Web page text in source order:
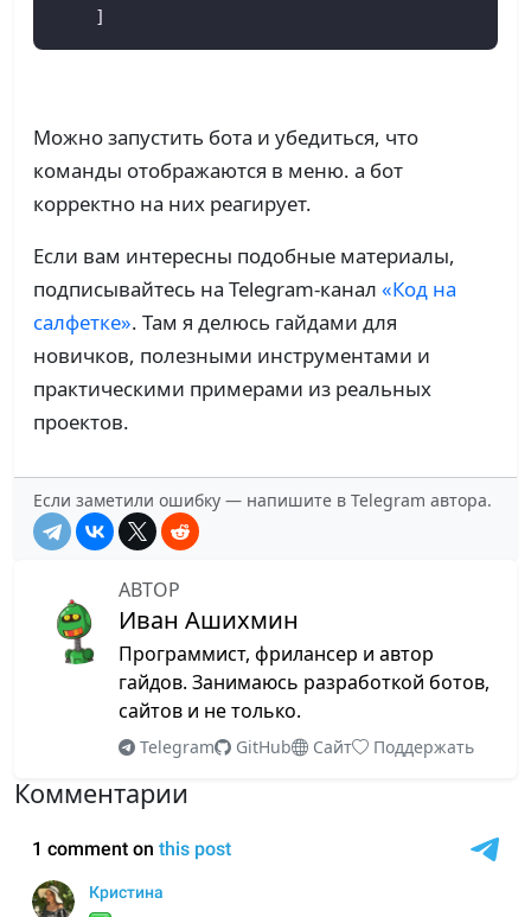
    ]
Можно запустить бота и убедиться, что
команды отображаются в меню. а бот
корректно на них реагирует.
Если вам интересны подобные материалы,
подписывайтесь на Telegram-канал «Код на
салфетке». Там я делюсь гайдами для
новичков, полезными инструментами и
практическими примерами из реальных
проектов.
Если заметили ошибку — напишите в Telegram автора.
АВТОР
Иван Ашихмин
Программист, фрилансер и автор
гайдов. Занимаюсь разработкой ботов,
сайтов и не только.
Telegram GitHub Сайт Поддержать
Комментарии